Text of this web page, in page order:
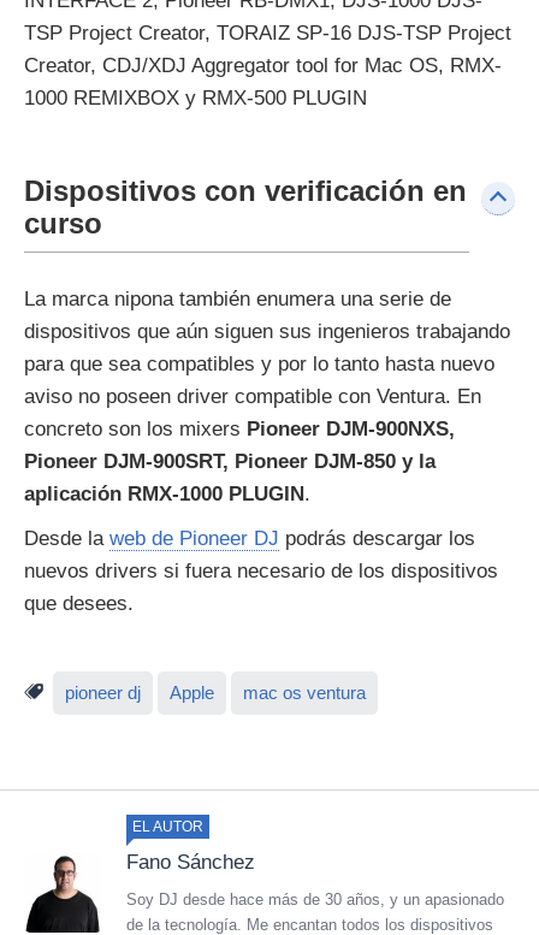
TSP Project Creator, TORAIZ SP-16 DJS-TSP Project
Creator, CDJ/XDJ Aggregator tool for Mac OS, RMX-
1000 REMIXBOX y RMX-500 PLUGIN
Dispositivos con verificación en
curso
La marca nipona también enumera una serie de
dispositivos que aún siguen sus ingenieros trabajando
para que sea compatibles y por lo tanto hasta nuevo
aviso no poseen driver compatible con Ventura. En
concreto son los mixers Pioneer DJM-900NXS,
Pioneer DJM-900SRT, Pioneer DJM-850 y la
aplicación RMX-1000 PLUGIN.
Desde la web de Pioneer DJ podrás descargar los
nuevos drivers si fuera necesario de los dispositivos
que desees.
pioneer dj Apple mac os ventura
EL AUTOR
Fano Sánchez
Soy DJ desde hace más de 30 años, y un apasionado
de la tecnología. Me encantan todos los dispositivos